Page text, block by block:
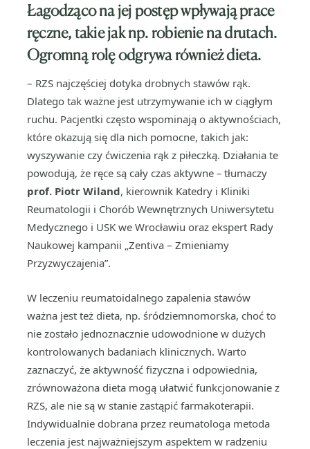
Łagodząco na jej postęp wpływają prace
ręczne, takie jak np. robienie na drutach.
Ogromną rolę odgrywa również dieta.
– RZS najczęściej dotyka drobnych stawów rąk.
Dlatego tak ważne jest utrzymywanie ich w ciągłym
ruchu. Pacjentki często wspominają o aktywnościach,
które okazują się dla nich pomocne, takich jak:
wyszywanie czy ćwiczenia rąk z piłeczką. Działania te
powodują, że ręce są cały czas aktywne – tłumaczy
prof. Piotr Wiland, kierownik Katedry i Kliniki
Reumatologii i Chorób Wewnętrznych Uniwersytetu
Medycznego i USK we Wrocławiu oraz ekspert Rady
Naukowej kampanii „Zentiva – Zmieniamy
Przyzwyczajenia”.
W leczeniu reumatoidalnego zapalenia stawów
ważna jest też dieta, np. śródziemnomorska, choć to
nie zostało jednoznacznie udowodnione w dużych
kontrolowanych badaniach klinicznych. Warto
zaznaczyć, że aktywność fizyczna i odpowiednia,
zrównoważona dieta mogą ułatwić funkcjonowanie z
RZS, ale nie są w stanie zastąpić farmakoterapii.
Indywidualnie dobrana przez reumatologa metoda
leczenia jest najważniejszym aspektem w radzeniu